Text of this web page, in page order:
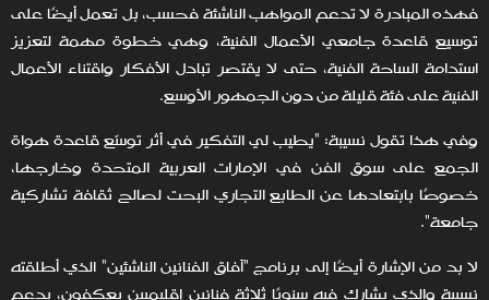
فهذه المبادرة لا تدعم المواهب الناشئة فحسب، بل تعمل أيضًا على
توسيع قاعدة جامعي الأعمال الفنية، وهي خطوة مهمة لتعزيز
استدامة الساحة الفنية، حتى لا يقتصر تبادل الأفكار واقتناء الأعمال
الفنية على فئة قليلة من دون الجمهور الأوسع.
وفي هذا تقول نسيبة: "يطيب لي التفكير في أثر توسّع قاعدة هواة
الجمع على سوق الفن في الإمارات العربية المتحدة وخارجها،
خصوصًا بابتعادها عن الطابع التجاري البحت لصالح ثقافة تشاركية
جامعة".
لا بد من الإشارة أيضًا إلى برنامج "آفاق الفنانين الناشئين" الذي أطلقته